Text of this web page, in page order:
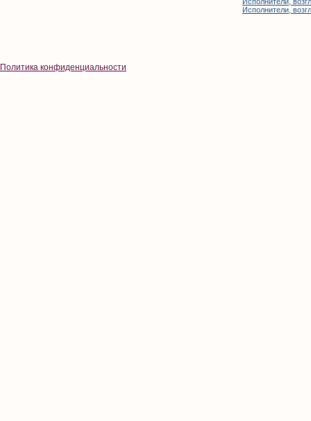
Исполнители,
Политика конфиденциальности